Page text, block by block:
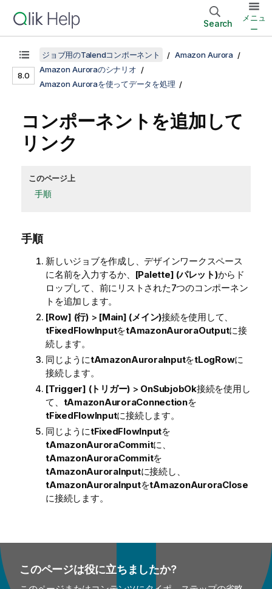
Search
メニュ
ー
8.0
ジョブ用のTalendコンポーネント
Amazon Aurora
Amazon Auroraのシナリオ
Amazon Auroraを使ってデータを処理
コンポーネントを追加して
リンク
このページ上
手順
手順
新しいジョブを作成し、デザインワークスペース
に名前を入力するか、 [Palette] (パレット)からド
ロップして、前にリストされた7つのコンポーネン
トを追加します。
[Row] (行)> [Main] (メイン)接続を使用して、
tFixedFlowInputをtAmazonAuroraOutputに接
続します。
同じようにtAmazonAuroraInputをtLogRowに
接続します。
[Trigger] (トリガー) > OnSubjobOk接続を使用し
て、 tAmazonAuroraConnectionを
tFixedFlowInputに接続します。
同じようにtFixedFlowInputを
tAmazonAuroraCommitに、
tAmazonAuroraCommitを
tAmazonAuroraInputに接続し、
tAmazonAuroraInputをtAmazonAuroraClose
に接続します。
このページは役に立ちましたか?